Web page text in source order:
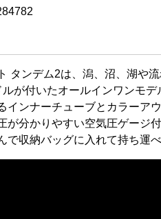
タンデム2は、潟、沼、湖や
が付いたオールインワンモデ
インナーチューブとカラーア
が分かりやすい空気圧ゲージ
で収納バッグに入れて持ち運